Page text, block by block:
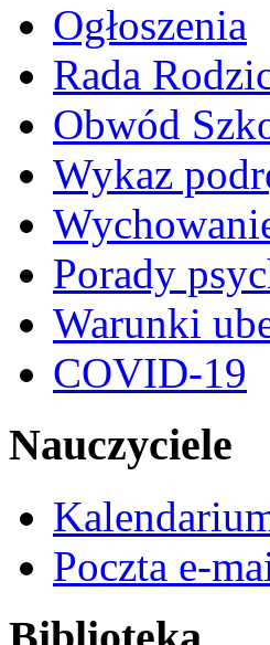
Ogłoszenia
Rada
Obwód
Wykaz
Porady
Warunki
COVID-19
Nauczyciele
Poczta e-